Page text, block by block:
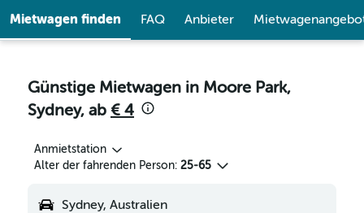
Mietwagen finden FAQ Anbieter
Günstige Mietwagen in Moore Park,
Sydney, ab € 4
Anmietstation
Alter der fahrenden Person: 25-65
Sydney, Australien